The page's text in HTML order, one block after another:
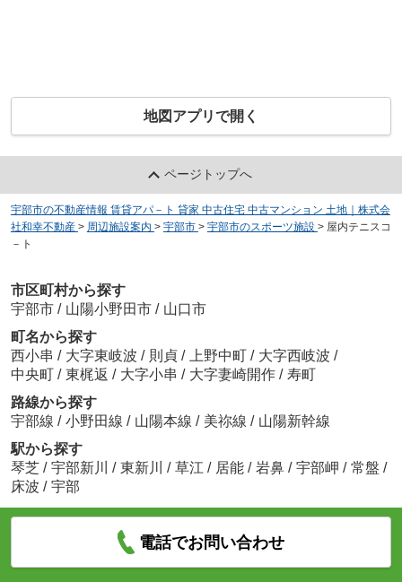
地図アプリで開く
ページトップへ
宇部市の不動産情報 賃貸アパ－ト 貸家 中古住宅 中古マンション 土地｜株式会
社和幸不動産 > 周辺施設案内 > 宇部市 > 宇部市のスポーツ施設 > 屋内テニスコ
－ト
市区町村から探す
宇部市 / 山陽小野田市 / 山口市
町名から探す
西小串 / 大字東岐波 / 則貞 / 上野中町 / 大字西岐波 /
中央町 / 東梶返 / 大字小串 / 大字妻崎開作 / 寿町
路線から探す
宇部線 / 小野田線 / 山陽本線 / 美祢線 / 山陽新幹線
駅から探す
琴芝 / 宇部新川 / 東新川 / 草江 / 居能 / 岩鼻 / 宇部岬 / 常盤 /
床波 / 宇部
電話でお問い合わせ